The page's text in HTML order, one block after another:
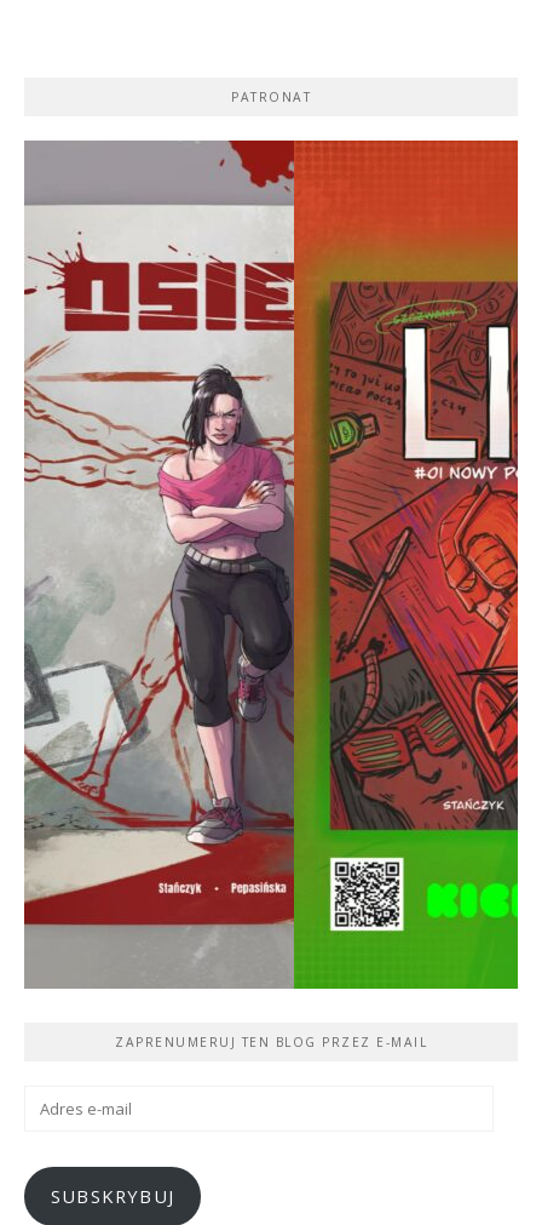
PATRONAT
ZAPRENUMERUJ TEN BLOG PRZEZ E-MAIL
Adres
SUBSKRYBUJ